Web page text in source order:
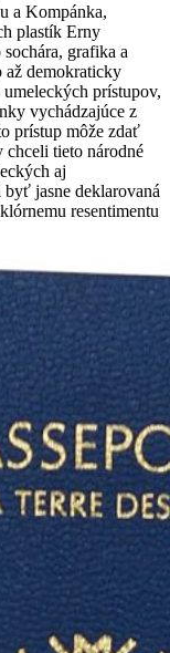
a Kompánka,
plastík Erny
grafika a
až demokraticky
prístupov,
vychádzajúce z
prístup môže zdať
tieto národné
aj
jasne deklarovaná
resentimentu